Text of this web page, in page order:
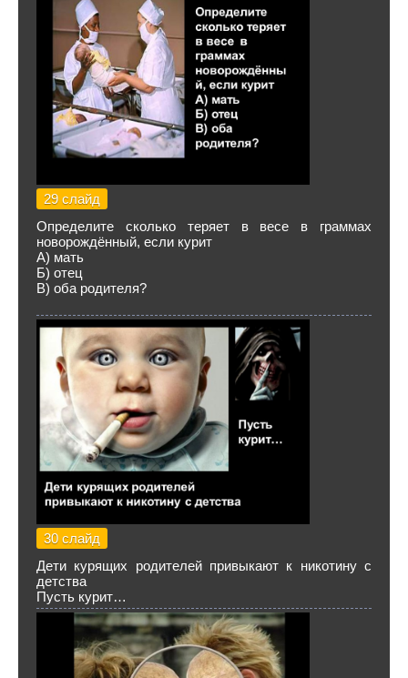
29 слайд
Определите сколько теряет в весе в граммах
новорождённый, если курит
А) мать
Б) отец
В) оба родителя?
30 слайд
Дети курящих родителей привыкают к никотину с
детства
Пусть курит…